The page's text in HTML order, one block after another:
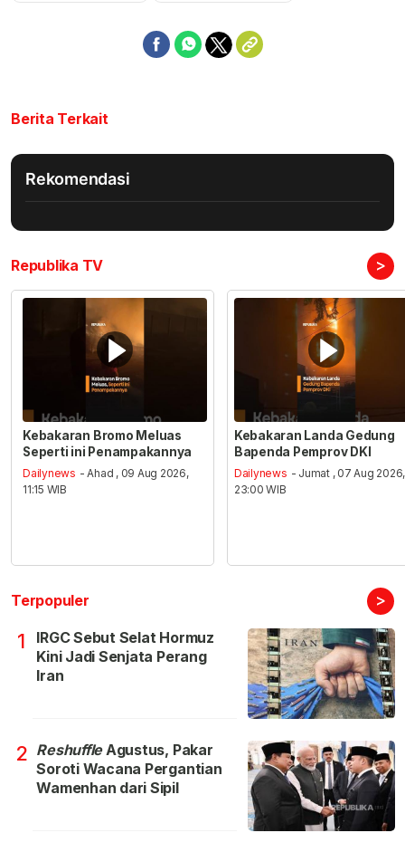
Berita Terkait
Rekomendasi
Republika TV >
Kebakaran Bromo Meluas
Seperti ini Penampakannya
Dailynews - Ahad , 09 Aug 2026,
11:15 WIB
Kebakaran Landa Gedung
Bapenda Pemprov DKI
Dailynews - Jumat , 07 Aug 2026,
23:00 WIB
Terpopuler >
1
IRGC Sebut Selat Hormuz
Kini Jadi Senjata Perang
Iran
2 ReshuffleAgustus, Pakar
Soroti Wacana Pergantian
Wamenhan dari Sipil